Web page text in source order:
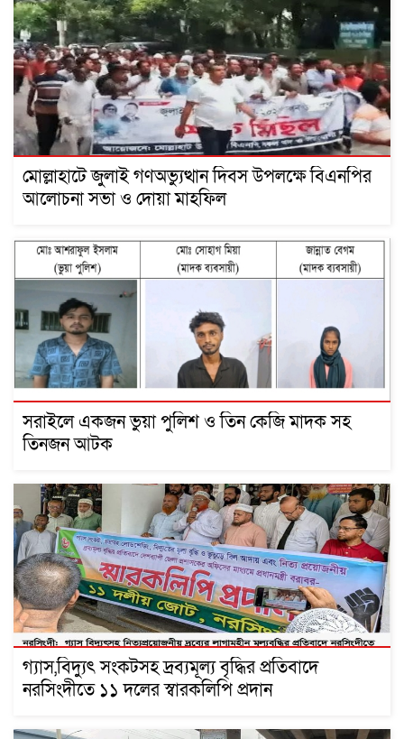
মোল্লাহাটে জুলাই গণঅভ্যুত্থান দিবস উপলক্ষে বিএনপির
আলোচনা সভা ও দোয়া মাহফিল
সরাইলে একজন ভুয়া পুলিশ ও তিন কেজি মাদক সহ
তিনজন আটক
গ্যাস,বিদ্যুৎ সংকটসহ দ্রব্যমূল্য বৃদ্ধির প্রতিবাদে
নরসিংদীতে ১১ দলের স্বারকলিপি প্রদান